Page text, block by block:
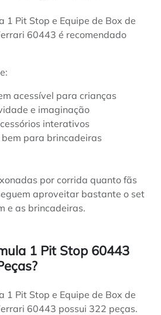
1 Pit Stop e Equipe de Box de
60443 é recomendado
acessível para crianças
e imaginação
interativos
para brincadeiras
por corrida quanto fãs
aproveitar bastante o set
e as brincadeiras.
1 Pit Stop 60443
1 Pit Stop e Equipe de Box de
60443 possui 322 peças.